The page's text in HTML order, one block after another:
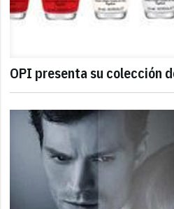
OPI presenta su colección